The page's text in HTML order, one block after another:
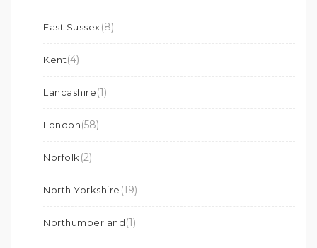
East Sussex(8)
Kent(4)
Lancashire(1)
London(58)
Norfolk (2)
North Yorkshire (19)
Northumberland(1)